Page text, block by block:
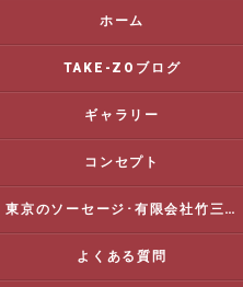
ホーム
TAKE-ZOブログ
ギャラリー
コンセプト
東京のソーセージ･有限会社竹三商店の評判
よくある質問